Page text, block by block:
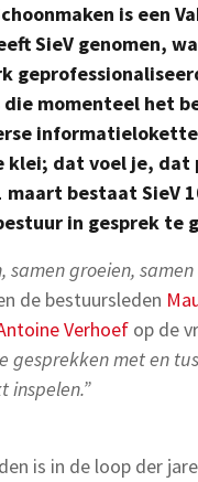
is een
SieV genomen,
momenteel het
klei; dat voel je,
bestaat SieV
in gesprek te
samen groeien,
de bestuursleden
Verhoef op de
gesprekken met en
inspelen.”
is in de loop der